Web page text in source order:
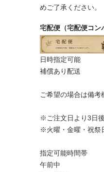
めご了承ください。
宅配便（宅配便コン
日時指定可能
補償あり配送
ご希望の場合は備考
※ご注文日より3日
※火曜・金曜・祝祭
指定可能時間帯
午前中